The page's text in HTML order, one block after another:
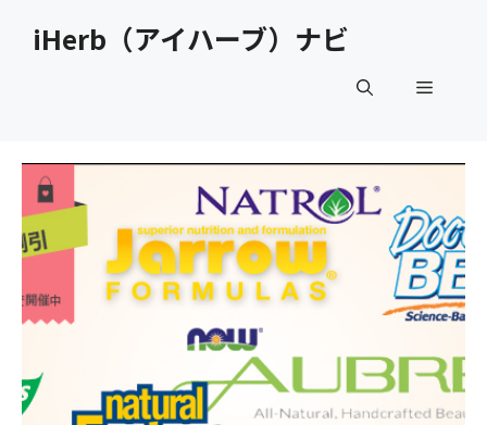
iHerb（アイハーブ）ナビ
メ
ュ
ー